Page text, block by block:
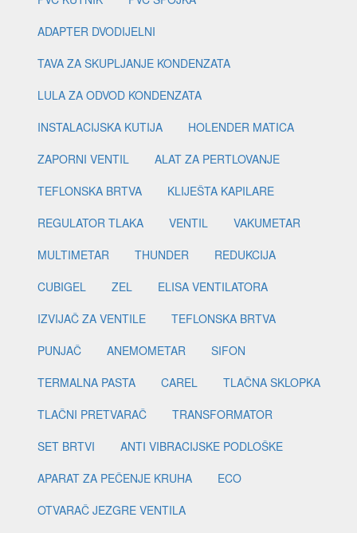
ADAPTER DVODIJELNI
TAVA ZA SKUPLJANJE KONDENZATA
LULA ZA ODVOD KONDENZATA
INSTALACIJSKA KUTIJA
HOLENDER MATICA
ZAPORNI VENTIL
ALAT ZA PERTLOVANJE
TEFLONSKA BRTVA
KLIJEŠTA KAPILARE
REGULATOR TLAKA
VENTIL
VAKUMETAR
MULTIMETAR
THUNDER
REDUKCIJA
CUBIGEL
ZEL
ELISA VENTILATORA
IZVIJAČ ZA VENTILE
TEFLONSKA BRTVA
PUNJAČ
ANEMOMETAR
SIFON
TERMALNA PASTA
CAREL
TLAČNA SKLOPKA
TLAČNI PRETVARAČ
TRANSFORMATOR
SET BRTVI
ANTI VIBRACIJSKE PODLOŠKE
APARAT ZA PEČENJE KRUHA
ECO
OTVARAČ JEZGRE VENTILA